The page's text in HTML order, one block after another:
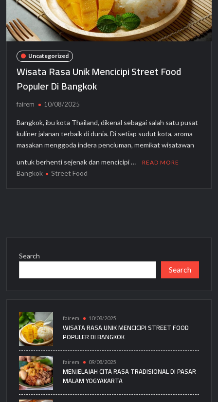
Uncategorized
Wisata Rasa Unik Mencicipi Street Food
Populer Di Bangkok
fairem 10/08/2025
Bangkok, ibu kota Thailand, dikenal sebagai salah satu pusat
kuliner jalanan terbaik di dunia. Di setiap sudut kota, aroma
masakan menggoda indera penciuman, memikat wisatawan
untuk berhenti sejenak dan mencicipi … READ MORE
Bangkok Street Food
Search
Search
fairem 10/08/2025
WISATA RASA UNIK MENCICIPI STREET FOOD
POPULER DI BANGKOK
fairem 09/08/2025
MENJELAJAH CITA RASA TRADISIONAL DI PASAR
MALAM YOGYAKARTA